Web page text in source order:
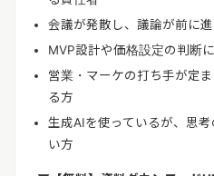
会議が発散し、議論が前に
MVP設計や価格設定の判断
営業・マーケの打ち手が定
る方
生成AIを使っているが、思
い方